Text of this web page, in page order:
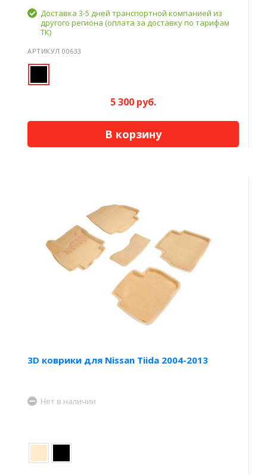
Доставка 3-5 дней транспортной компанией из
другого региона (оплата за доставку по тарифам
ТК)
АРТИКУЛ 00633
5 300 руб.
В корзину
3D коврики для Nissan Tiida 2004-2013
Нет в наличии